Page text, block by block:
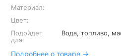
Материал:
Цвет:
Подойдет
для:
Вода, топливо,
Подробнее о товаре →